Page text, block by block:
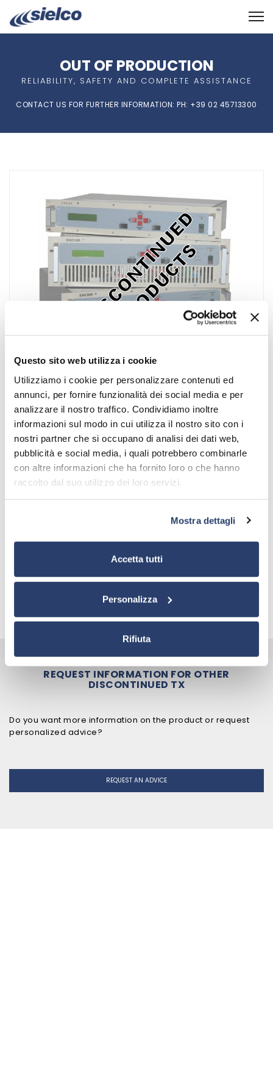
Questo sito web utilizza i cookie
Utilizziamo i cookie per personalizzare contenuti ed
annunci, per fornire funzionalità dei social media e per
analizzare il nostro traffico. Condividiamo inoltre
informazioni sul modo in cui utilizza il nostro sito con i
nostri partner che si occupano di analisi dei dati web,
pubblicità e social media, i quali potrebbero combinarle
con altre informazioni che ha fornito loro o che hanno
raccolto dal suo utilizzo dei loro servizi.
Mostra dettagli
Accetta tutti
Personalizza
Rifiuta
OUT OF PRODUCTION
RELIABILITY, SAFETY AND COMPLETE ASSISTANCE
CONTACT US FOR FURTHER INFORMATION: PH: +39 02 45713300
PRODUCTS\ TRANSMITTERS OUT OF PRODUCTION\OTHER
DISCONTINUED TX
OTHER DISCONTINUED TX
SUPPORTING DOCUMENTS
REQUEST INFORMATION FOR OTHER
DISCONTINUED TX
Do you want more information on the product or request
personalized advice?